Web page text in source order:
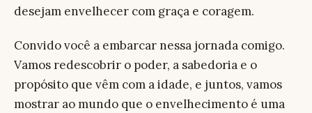
desejam envelhecer com graça e coragem.
Convido você a embarcar nessa jornada comigo.
Vamos redescobrir o poder, a sabedoria e o
propósito que vêm com a idade, e juntos, vamos
mostrar ao mundo que o envelhecimento é uma